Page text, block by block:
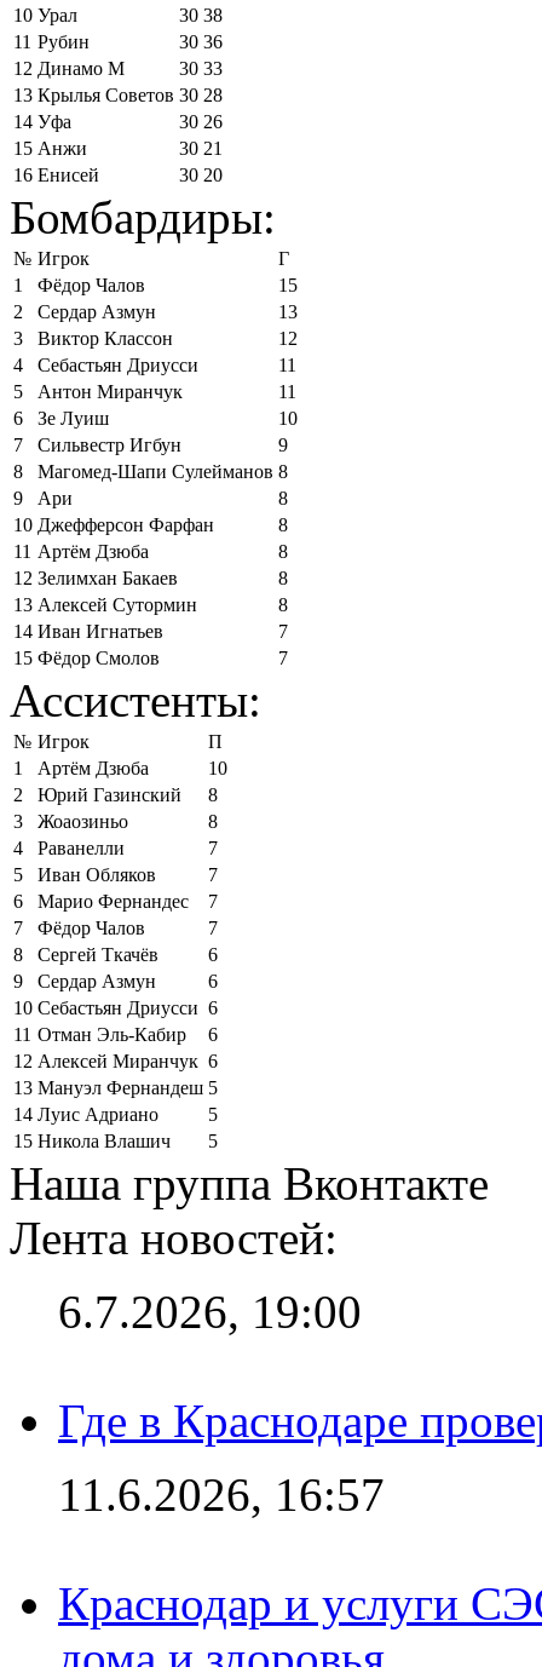
10 Урал 30 38
11 Рубин 30 36
12 Динамо М 30 33
13 Крылья Советов 30 28
14 Уфа 30 26
15 Анжи 30 21
16 Енисей 30 20
Бомбардиры:
№ Игрок
Г
1
Фёдор Чалов
15
2
Сердар Азмун
13
3
Виктор Классон
12
4
Себастьян Дриусси
11
5
Антон Миранчук
11
6
Зе Луиш
10
7
Сильвестр Игбун
9
8
Магомед-Шапи Сулейманов 8
9
Ари
8
10 Джефферсон Фарфан
8
11 Артём Дзюба
8
12 Зелимхан Бакаев
8
13 Алексей Сутормин
8
14 Иван Игнатьев
7
15 Фёдор Смолов 7
Ассистенты:
№ Игрок
П
1
Артём Дзюба
10
2
Юрий Газинский
8
3
Жоаозиньо
8
4
Раванелли
7
5
Иван Обляков
7
6
Марио Фернандес
7
7
Фёдор Чалов
7
8
Сергей Ткачёв
6
9
Сердар Азмун
6
10 Себастьян Дриусси 6
11 Отман Эль-Кабир
6
12 Алексей Миранчук 6
13 Мануэл Фернандеш 5
14 Луис Адриано
5
15 Никола Влашич 5
Наша группа Вконтакте
Лента новостей:
6.7.2026, 19:00
Где в Краснодаре
11.6.2026, 16:57
Краснодар и услуги